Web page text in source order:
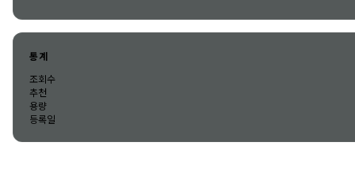
통계
조회수
추천
용량
등록일